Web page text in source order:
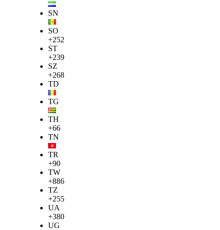
SN
SO
+252
ST
+239
SZ
+268
TD
TG
TH
+66
TN
TR
+90
TW
+886
TZ
+255
UA
+380
UG